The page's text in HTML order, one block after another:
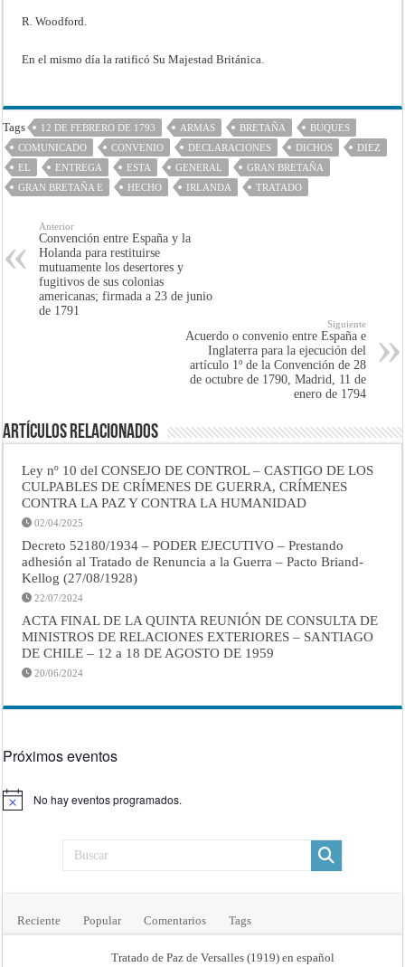
R. Woodford.
En el mismo día la ratificó Su Majestad Británica.
Tags 12 DE FEBRERO DE 1793 ARMAS BRETAÑA
BUQUES
COMUNICADO
CONVENIO DECLARACIONES DICHOS
DIEZ
EL
ENTREGA ESTA GENERAL
GRAN BRETAÑA
GRAN BRETAÑA E
HECHO IRLANDA TRATADO
Anterior
Convención entre España y la
Holanda para restituirse
mutuamente los desertores y
fugitivos de sus colonias
americanas; firmada a 23 de junio
de 1791
Siguiente
Acuerdo o convenio entre España e
Inglaterra para la ejecución del
artículo 1º de la Convención de 28
de octubre de 1790, Madrid, 11 de
enero de 1794
Artículos Relacionados
Ley nº 10 del CONSEJO DE CONTROL – CASTIGO DE LOS
CULPABLES DE CRÍMENES DE GUERRA, CRÍMENES
CONTRA LA PAZ Y CONTRA LA HUMANIDAD
02/04/2025
Decreto 52180/1934 – PODER EJECUTIVO – Prestando
adhesión al Tratado de Renuncia a la Guerra – Pacto Briand-
Kellog (27/08/1928)
22/07/2024
ACTA FINAL DE LA QUINTA REUNIÓN DE CONSULTA DE
MINISTROS DE RELACIONES EXTERIORES – SANTIAGO
DE CHILE – 12 a 18 DE AGOSTO DE 1959
20/06/2024
Próximos eventos
Aviso No hay eventos programados.
Reciente Popular Comentarios Tags
Tratado de Paz de Versalles (1919) en español